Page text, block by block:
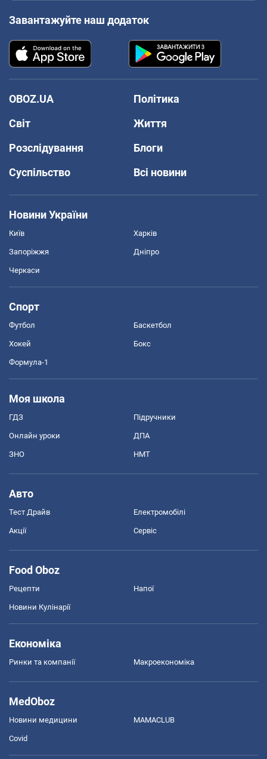
Завантажуйте наш додаток
OBOZ.UA
Політика
Світ
Життя
Розслідування
Блоги
Суспільство
Всі новини
Новини України
Київ Харків
Запоріжжя Дніпро
Черкаси
Спорт
Футбол Баскетбол
Хокей Бокс
Формула-1
Моя школа
ГДЗ Підручники
Онлайн уроки ДПА
ЗНО НМТ
Авто
Тест Драйв Електромобілі
Акції Сервіс
Food Oboz
Рецепти Напої
Новини Кулінарії
Економіка
Ринки та компанії Макроекономіка
MedOboz
Новини медицини MAMACLUB
Covid